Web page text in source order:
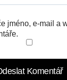
jméno, e-mail a